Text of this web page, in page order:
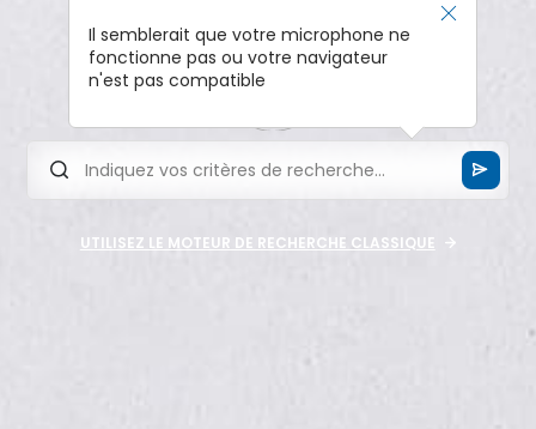
Il semblerait que votre microphone ne
fonctionne pas ou votre navigateur
n'est pas compatible
UTILISEZ LE MOTEUR DE RECHERCHE CLASSIQUE